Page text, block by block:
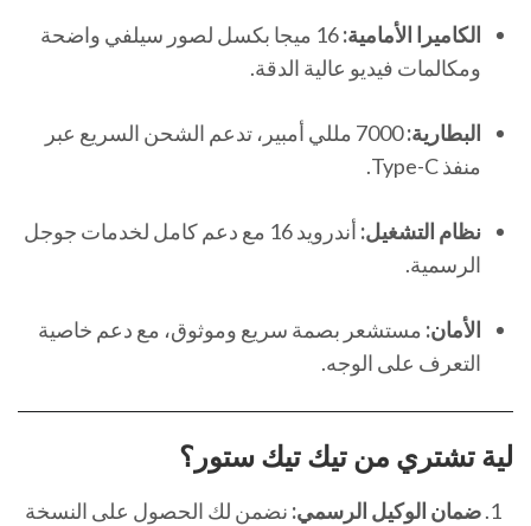
الكاميرا الأمامية:
16 ميجا بكسل لصور سيلفي واضحة
ومكالمات فيديو عالية الدقة.
البطارية:
7000 مللي أمبير، تدعم الشحن السريع عبر
منفذ Type-C.
نظام التشغيل:
أندرويد 16 مع دعم كامل لخدمات جوجل
الرسمية.
الأمان: مستشعر بصمة سريع وموثوق، مع دعم خاصية
التعرف على الوجه.
لية تشتري من تيك تيك ستور ؟
ضمان الوكيل الرسمي: نضمن لك الحصول على النسخة